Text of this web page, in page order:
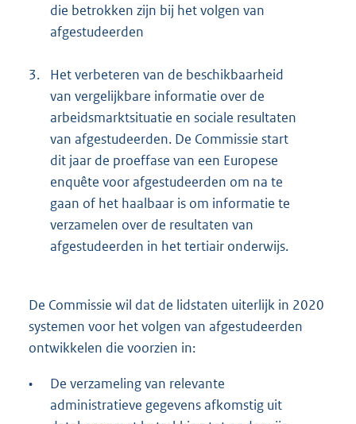
die betrokken zijn bij het volgen van
afgestudeerden
3.
Het verbeteren van de beschikbaarheid
van vergelijkbare informatie over de
arbeidsmarktsituatie en sociale resultaten
van afgestudeerden. De Commissie start
dit jaar de proeffase van een Europese
enquête voor afgestudeerden om na te
gaan of het haalbaar is om informatie te
verzamelen over de resultaten van
afgestudeerden in het tertiair onderwijs.
De Commissie wil dat de lidstaten uiterlijk in 2020
systemen voor het volgen van afgestudeerden
ontwikkelen die voorzien in:
•
De verzameling van relevante
administratieve gegevens afkomstig uit